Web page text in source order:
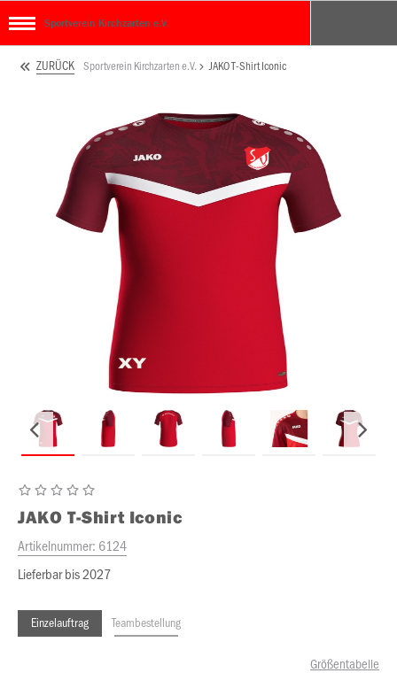
Sportverein Kirchzarten e.V.
ZURÜCK Sportverein Kirchzarten e.V. JAKO T-Shirt Iconic
JAKO T-Shirt Iconic
Artikelnummer: 6124
Lieferbar bis 2027
Einzelauftrag Teambestellung
Größentabelle